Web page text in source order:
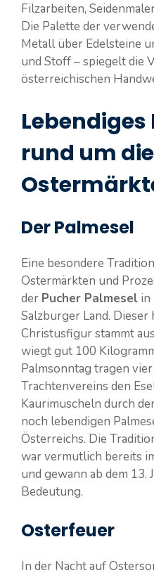
Filzarbeiten,
Die Palette der
Metall über Edelsteine
und Stoff – spiegelt die
österreichischen
rund um die
Der Palmesel
Eine besondere
Ostermärkten und
der Pucher Palmesel in
Salzburger Land.
Christusfigur stammt
wiegt gut 100
Palmsonntag tragen
Trachtenvereins den
Kaurimuscheln durch
noch lebendigen
Österreichs. Die
war vermutlich bereits
und gewann ab dem 13.
Bedeutung.
Osterfeuer
In der Nacht auf